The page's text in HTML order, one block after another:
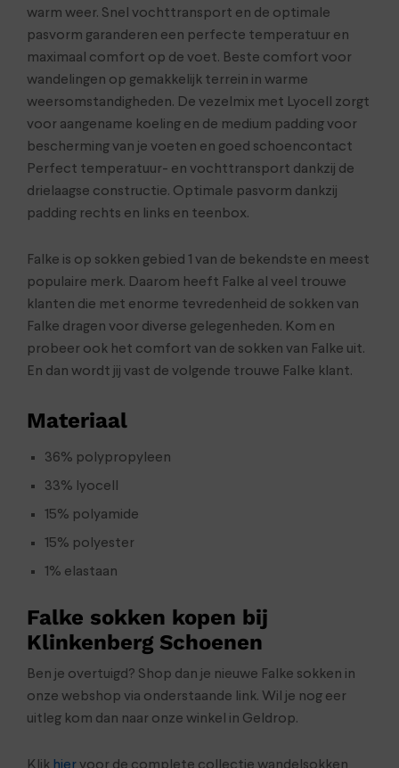
warm weer. Snel vochttransport en de optimale
pasvorm garanderen een perfecte temperatuur en
maximaal comfort op de voet. Beste comfort voor
wandelingen op gemakkelijk terrein in warme
weersomstandigheden. De vezelmix met Lyocell zorgt
voor aangename koeling en de medium padding voor
bescherming van je voeten en goed schoencontact
Perfect temperatuur- en vochttransport dankzij de
drielaagse constructie. Optimale pasvorm dankzij
padding rechts en links en teenbox.
Falke is op sokken gebied 1 van de bekendste en meest
populaire merk. Daarom heeft Falke al veel trouwe
klanten die met enorme tevredenheid de sokken van
Falke dragen voor diverse gelegenheden. Kom en
probeer ook het comfort van de sokken van Falke uit.
En dan wordt jij vast de volgende trouwe Falke klant.
Materiaal
36% polypropyleen
33% lyocell
15% polyamide
15% polyester
1% elastaan
Falke sokken kopen bij
Klinkenberg Schoenen
Ben je overtuigd? Shop dan je nieuwe Falke sokken in
onze webshop via onderstaande link. Wil je nog eer
uitleg kom dan naar onze winkel in Geldrop.
Klik hiervoor de complete collectie wandelsokken